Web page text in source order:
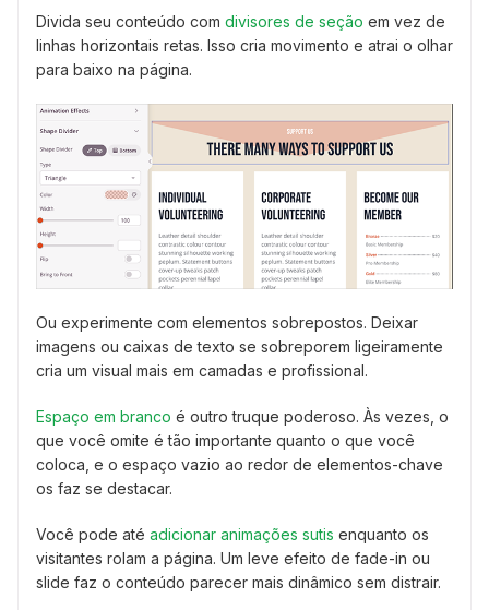
Divida seu conteúdo com divisores de seção em vez de
linhas horizontais retas. Isso cria movimento e atrai o olhar
para baixo na página.
Ou experimente com elementos sobrepostos. Deixar
imagens ou caixas de texto se sobreporem ligeiramente
cria um visual mais em camadas e profissional.
Espaço em branco é outro truque poderoso. Às vezes, o
que você omite é tão importante quanto o que você
coloca, e o espaço vazio ao redor de elementos-chave
os faz se destacar.
Você pode até adicionar animações sutis enquanto os
visitantes rolam a página. Um leve efeito de fade-in ou
slide faz o conteúdo parecer mais dinâmico sem distrair.